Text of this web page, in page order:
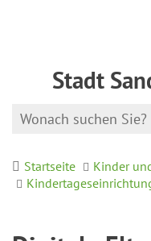
Stadt
Startseite
Kinder